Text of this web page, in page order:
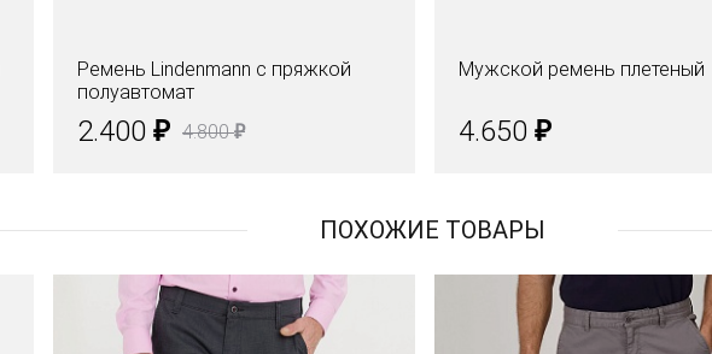
Ремень Lindenmann с пряжкой
полуавтомат
2.400 ₽ 4.800₽
Мужской ремень плетеный
4.650 ₽
ПОХОЖИЕ ТОВАРЫ